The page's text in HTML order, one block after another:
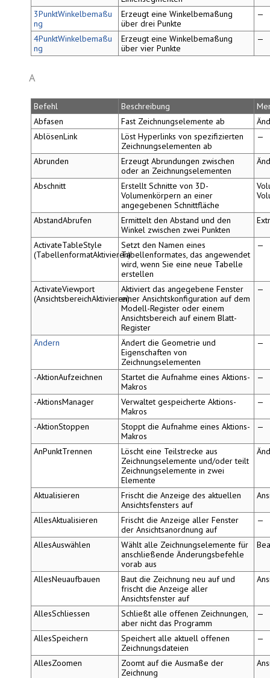
3PunktWinkelbemaßu
ng
Erzeugt eine Winkelbemaßung
über drei Punkte
—
4PunktWinkelbemaßu
ng
Erzeugt eine Winkelbemaßung
über vier Punkte
—
A
Befehl Beschreibung
Abfasen
Fast Zeichnungselemente ab
AblösenLink
Löst Hyperlinks von spezifizierten
Zeichnungselementen ab
—
Abrunden
Erzeugt Abrundungen zwischen
oder an Zeichnungselementen
Abschnitt
Erstellt Schnitte von 3D-
Volumenkörpern an einer
angegebenen Schnittfläche
AbstandAbrufen
Ermittelt den Abstand und den
Winkel zwischen zwei Punkten
ActivateTableStyle
(TabellenformatAktivieren)
Setzt den Namen eines
Tabellenformates, das angewendet
wird, wenn Sie eine neue Tabelle
erstellen
—
ActivateViewport
(AnsichtsbereichAktivieren)
Aktiviert das angegebene Fenster
einer Ansichtskonfiguration auf dem
Modell-Register oder einem
Ansichtsbereich auf einem Blatt-
Register
—
Ändern
Ändert die Geometrie und
Eigenschaften von
Zeichnungselementen
—
-AktionAufzeichnen
Startet die Aufnahme eines Aktions-
Makros
—
-AktionsManager
Verwaltet gespeicherte Aktions-
Makros
—
-AktionStoppen
Stoppt die Aufnahme eines Aktions-
Makros
—
AnPunktTrennen
Löscht eine Teilstrecke aus
Zeichnungselemente und/oder teilt
Zeichnungselemente in zwei
Elemente
Aktualisieren
Frischt die Anzeige des aktuellen
Ansichtsfensters auf
AllesAktualisieren
Frischt die Anzeige aller Fenster
der Ansichtsanordnung auf
—
AllesAuswählen
Wählt alle Zeichnungselemente für
anschließende Änderungsbefehle
vorab aus
AllesNeuaufbauen
Baut die Zeichnung neu auf und
frischt die Anzeige aller
Ansichtsfenster auf
AllesSchliessen
Schließt alle offenen Zeichnungen,
aber nicht das Programm
—
AllesSpeichern
Speichert alle aktuell offenen
Zeichnungsdateien
—
AllesZoomen
Zoomt auf die Ausmaße der
Zeichnung